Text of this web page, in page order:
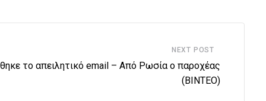
NEXT POST
το απειλητικό email – Από Ρωσία ο παροχέας
(ΒΙΝΤΕΟ)